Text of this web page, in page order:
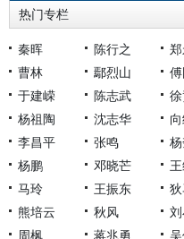
热门专栏
秦晖 陈行之
曹林
鄢烈山
于建嵘
陈志武
杨祖陶
沈志华
李昌平
张鸣
杨鹏
邓晓芒
马玲
王振东
熊培云
秋风
周枫
蒋兆勇